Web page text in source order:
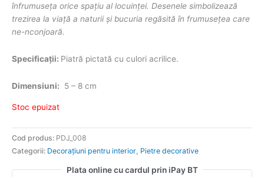
înfrumuseța orice spațiu al locuinței. Desenele simbolizează
trezirea la viață a naturii și bucuria regăsită în frumusețea care
ne-nconjoară.
Specificații: Piatră pictată cu culori acrilice.
Dimensiuni: 5 – 8 cm
Stoc epuizat
Cod produs: PDJ_008
Categorii: Decorațiuni pentru interior Pietre decorative
Plata online cu cardul prin iPay BT